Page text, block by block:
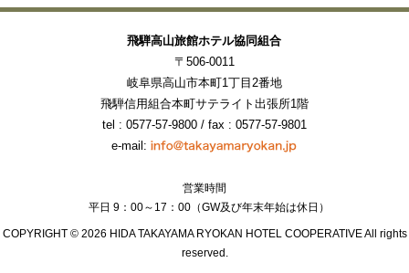
飛騨高山旅館ホテル協同組合
〒506-0011
岐阜県高山市本町1丁目2番地
飛騨信用組合本町サテライト出張所1階
tel : 0577-57-9800/ fax : 0577-57-9801
e-mail:
営業時間
平日 9：00～17：00（GW及び年末年始は休日）
COPYRIGHT © 2026 HIDA TAKAYAMA RYOKAN HOTEL COOPERATIVE All rights
reserved.